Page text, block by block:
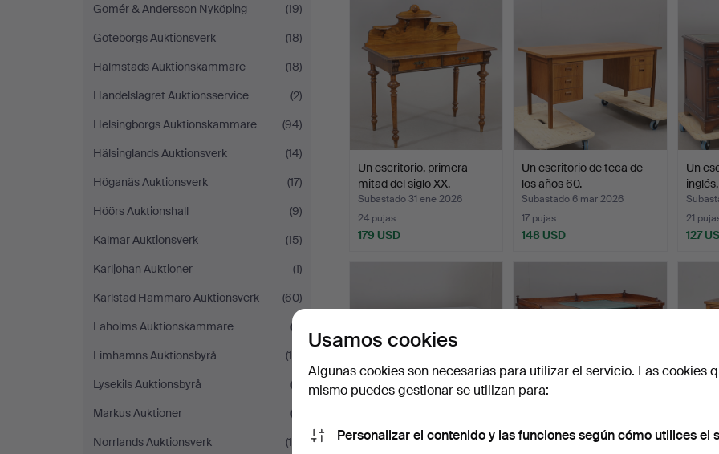
Gomér & Andersson Nyköping
(19)
Göteborgs Auktionsverk
(18)
Halmstads Auktionskammare
(18)
Handelslagret Auktionsservice
(2)
Helsingborgs Auktionskammare
(94)
Hälsinglands Auktionsverk
(14)
Höganäs Auktionsverk
(17)
Höörs Auktionshall
(9)
Kalmar Auktionsverk
(15)
Karljohan Auktioner
(1)
Karlstad Hammarö Auktionsverk
(60)
Laholms Auktionskammare
(2)
Limhamns Auktionsbyrå
(15)
Lysekils Auktionsbyrå
(3)
Markus Auktioner
(3)
Norrlands Auktionsverk
(18)
Un escritorio, primera
mitad del siglo XX.
Subastado 31 ene 2026
24 pujas
179 USD
Un escritorio de teca de
los años 60.
Subastado 6 mar 2026
17 pujas
148 USD
Un
21
127
Un escritorio de estilo
Un escritorio piramidal de
UN
Usamos cookies
Algunas cookies son necesarias para utilizar el servicio. Las cookies
mismo puedes gestionar se utilizan para:
Personalizar el contenido y las funciones según cómo utilices el